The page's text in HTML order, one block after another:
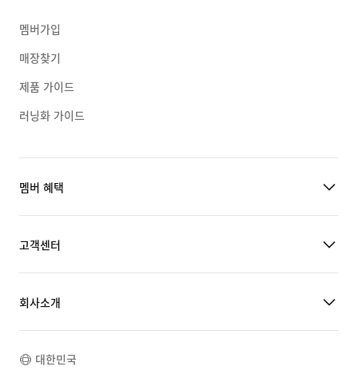
멤버가입
매장찾기
제품 가이드
러닝화 가이드
멤버 혜택
고객센터
회사소개
대한민국